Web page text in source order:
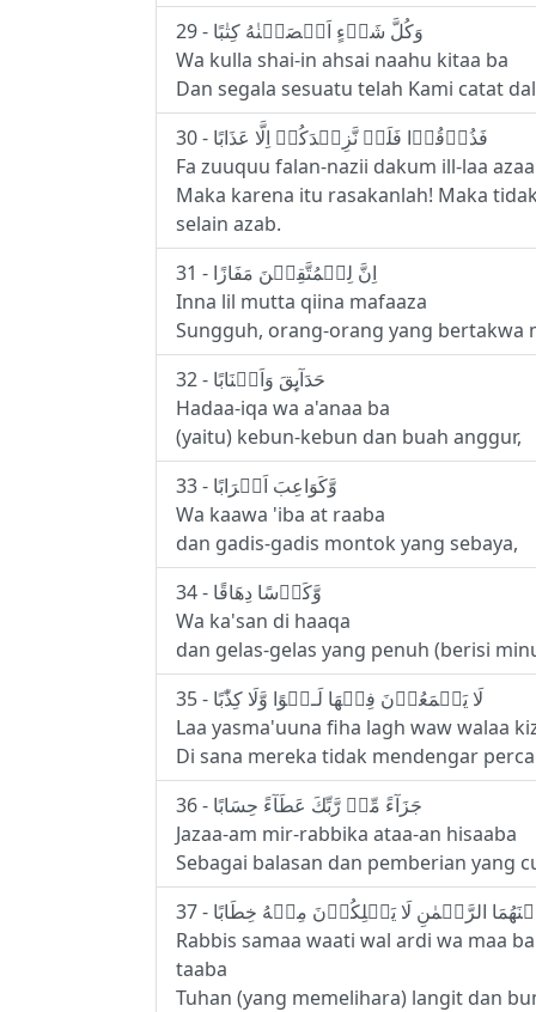
Wa kulla shai-in ahsai naahu kitaa ba
Dan segala sesuatu telah Kami catat
Fa zuuquu falan-nazii dakum ill-laa
Maka karena itu rasakanlah! Maka
selain azab.
Inna lil mutta qiina mafaaza
Sungguh, orang-orang yang bertakwa
Hadaa-iqa wa a'anaa ba
(yaitu) kebun-kebun dan buah anggur,
Wa kaawa 'iba at raaba
dan gadis-gadis montok yang sebaya,
Wa ka'san di haaqa
dan gelas-gelas yang penuh (berisi
Laa yasma'uuna fiha lagh waw walaa
Di sana mereka tidak mendengar
Jazaa-am mir-rabbika ataa-an hisaaba
Sebagai balasan dan pemberian yang
Rabbis samaa waati wal ardi wa maa
taaba
Tuhan (yang memelihara) langit dan